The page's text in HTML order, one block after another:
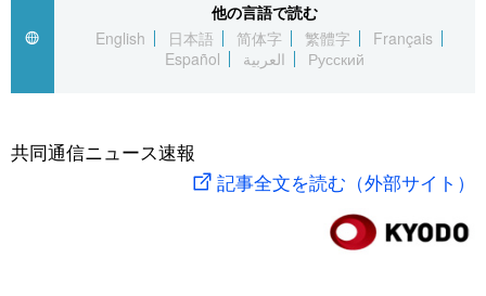
العربية
社会
旅と暮らし
文化
科学・技術
暮らし
お知らせ
他の言語で読む
English
日本語 简体字 繁體字
Français
Español
العربية Русский
共同通信ニュース速報
記事全文を読む（外部サイト）